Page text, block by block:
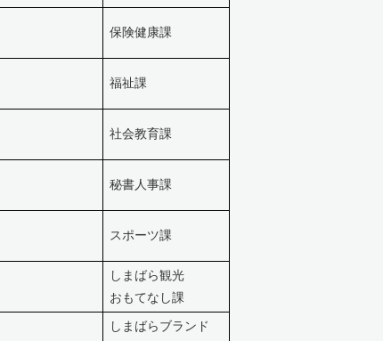
保険健康課
福祉課
社会教育課
秘書人事課
スポーツ課
しまばら観光
おもてなし課
しまばらブランド